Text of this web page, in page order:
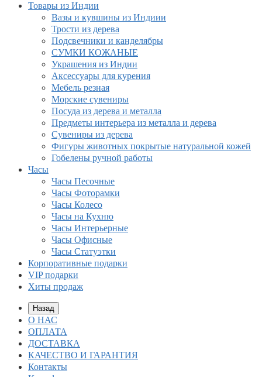
Товары из Индии
Вазы и кувшины из Индиии
Трости из дерева
Подсвечники и канделябры
СУМКИ КОЖАНЫЕ
Украшения из Индии
Аксессуары для курения
Мебель резная
Морские сувениры
Посуда из дерева и металла
Предметы интерьера из металла и дерева
Сувениры из дерева
Фигуры животных покрытые натуральной кожей
Гобелены ручной работы
Часы
Часы Песочные
Часы Фоторамки
Часы Колесо
Часы на Кухню
Часы Интерьерные
Часы Офисные
Часы Статуэтки
Корпоративные подарки
VIP подарки
Хиты продаж
Назад
О НАС
ОПЛАТА
ДОСТАВКА
КАЧЕСТВО И ГАРАНТИЯ
Контакты